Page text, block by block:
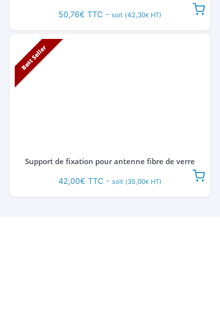
50,76€ TTC - soit (42,30€ HT)
Best Seller
Support de fixation pour antenne fibre de verre
42,00€ TTC - soit (35,00€ HT)